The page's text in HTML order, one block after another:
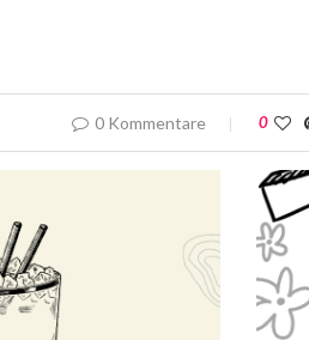
0 Kommentare 0